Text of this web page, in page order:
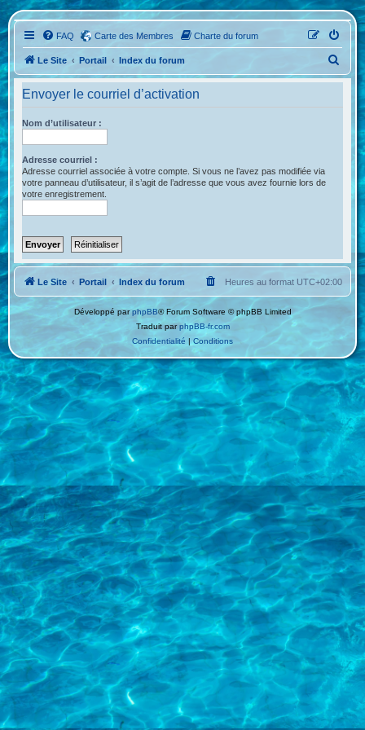
FAQ Carte des Membres Charte du forum
Le Site Portail Index du forum
e
Envoyer le courriel d’activation
Nom d’utilisateur :
Adresse courriel :
Adresse courriel associée à votre compte. Si vous ne l’avez pas modifiée via
votre panneau d’utilisateur, il s’agit de l’adresse que vous avez fournie lors de
votre enregistrement.
Le Site Portail Index du forum Heures au format UTC+02:00
Développé parphpBB® Forum Software © phpBB Limited
Traduit parphpBB-fr.com
Confidentialité |Conditions